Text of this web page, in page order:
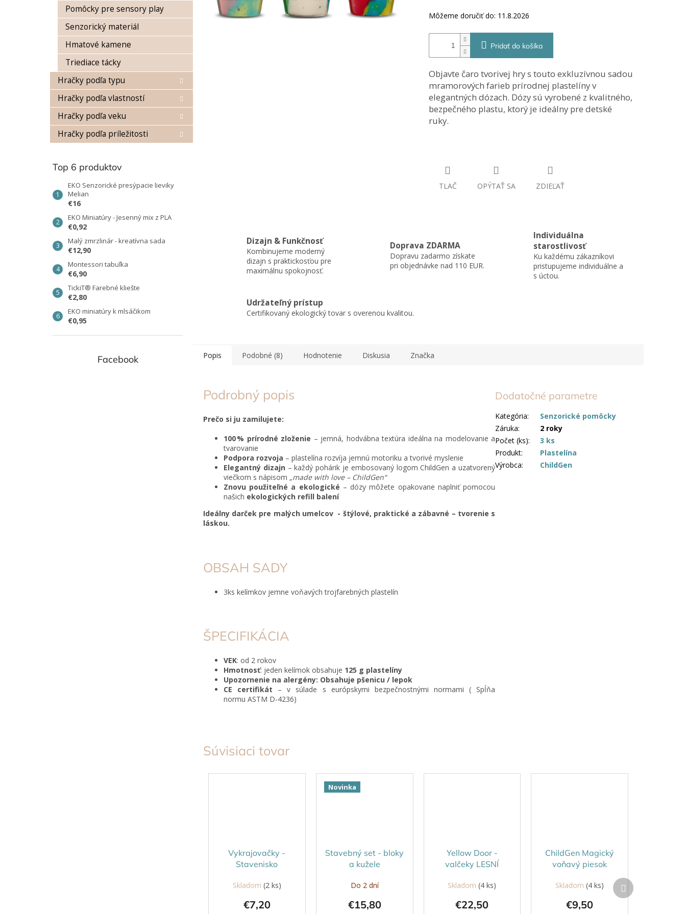
Pomôcky pre sensory play
Senzorický materiál
Hmatové kamene
Triediace tácky
Hračky podľa typu
Hračky podľa vlastností
Hračky podľa veku
Hračky podľa príležitosti
Top 6 produktov
EKO Senzorické presýpacie lieviky
Melian
€16
EKO Miniatúry - Jesenný mix z PLA
€0,92
Malý zmrzlinár - kreatívna sada
€12,90
Montessori tabuľka
€6,90
TickiT® Farebné kliešte
€2,80
EKO miniatúry k mlsáčikom
€0,95
Facebook
Môžeme doručiť do: 11.8.2026
Pridať do košíka
Objavte čaro tvorivej hry s touto exkluzívnou sadou
mramorových farieb prírodnej plastelíny v
elegantných dózach. Dózy sú vyrobené z kvalitného,
bezpečného plastu, ktorý je ideálny pre detské
ruky.
TLAČ OPÝTAŤ SA ZDIEĽAŤ
Dizajn & Funkčnosť
Kombinujeme moderný
dizajn s praktickosťou pre
maximálnu spokojnosť.
Doprava ZDARMA
Dopravu zadarmo získate
pri objednávke nad 110 EUR.
Individuálna
starostlivosť
Ku každému zákazníkovi
pristupujeme individuálne a
s úctou.
Udržateľný prístup
Certifikovaný ekologický tovar s overenou kvalitou.
Súvisiaci tovar
Vykrajovačky -
Stavenisko
Skladom (2 ks)
€7,20
Novinka
Stavebný set - bloky
a kužele
Do 2 dní
€15,80
Yellow Door -
valčeky LESNÍ
Skladom(4 ks)
€22,50
ChildGen Magický
voňavý piesok
Skladom(4 ks)
€9,50
Ďalší
produkt
Popis Podobné (8) Hodnotenie Diskusia Značka
Podrobný popis
Prečo si ju zamilujete:
100 % prírodné zloženie – jemná, hodvábna textúra ideálna na modelovanie a
tvarovanie
Podpora rozvoja – plastelína rozvíja jemnú motoriku a tvorivé myslenie
Elegantný dizajn – každý pohárik je embosovaný logom ChildGen a uzatvorený
viečkom s nápisom „made with love – ChildGen“
Znovu použiteľné a ekologické – dózy môžete opakovane naplniť pomocou
našich ekologických refill balení
Ideálny darček pre malých umelcov - štýlové, praktické a zábavné – tvorenie s
láskou.
OBSAH SADY
3ks kelímkov jemne voňavých trojfarebných plastelín
ŠPECIFIKÁCIA
VEK: od 2 rokov
Hmotnosť: jeden kelímok obsahuje 125 g plastelíny
Upozornenie na alergény: Obsahuje pšenicu / lepok
CE certifikát – v súlade s európskymi bezpečnostnými normami ( Spĺňa
normu ASTM D-4236)
Dodatočné parametre
Kategória:
Senzorické pomôcky
Záruka:
2 roky
Počet (ks):
3 ks
Produkt:
Plastelína
Výrobca: ChildGen